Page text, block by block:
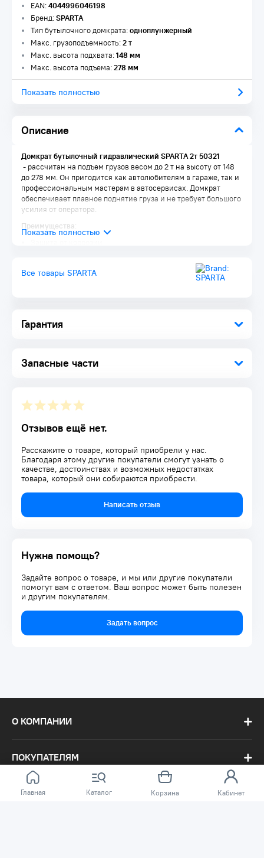
Главная Каталог Корзина Кабинет
Описание
Гарантия
Запасные части
EAN:4044996046198
Бренд:SPARTA
Тип бутылочного домкрата:одноплунжерный
Макс. грузоподъемность:2 т
Макс. высота подхвата:148 мм
Макс. высота подъема:278 мм
Показать полностью
Домкрат бутылочный гидравлический SPARTA 2т 50321​
- рассчитан на подъем грузов весом до 2 т на высоту от 148
до 278 мм. Он пригодится как автолюбителям в гараже, так и
профессиональным мастерам в автосервисах. Домкрат
обеспечивает плавное поднятие груза и не требует большого
усилия от оператора.
Преимущества:
Обладает высокой надежностью в работе
Комплектация:
Рукоятка домкрата 1 шт.
Все товары SPARTA
Отзывов ещё нет.
Расскажите о товаре, который приобрели у нас.
Благодаря этому другие покупатели смогут узнать о
качестве, достоинствах и возможных недостатках
товара, который они собираются приобрести.
Написать отзыв
Нужна помощь?
Задайте вопрос о товаре, и мы или другие покупатели
помогут вам с ответом. Ваш вопрос может быть полезен
и другим покупателям.
Задать вопрос
О КОМПАНИИ
ПОКУПАТЕЛЯМ